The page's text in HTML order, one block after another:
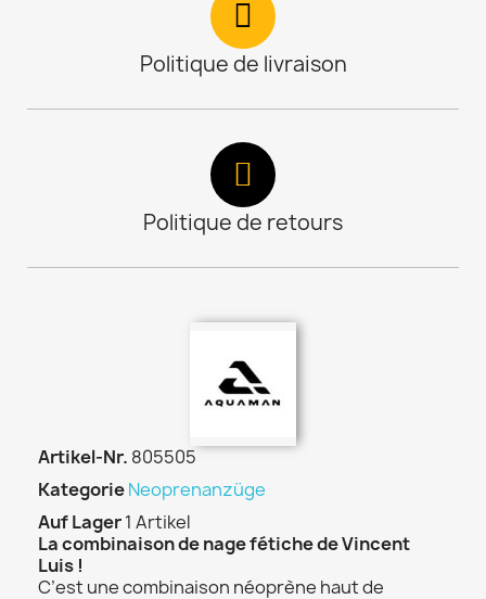
Politique de livraison
Politique de retours
Artikel-Nr. 805505
KategorieNeoprenanzüge
Auf Lager1 Artikel
La combinaison de nage fétiche de Vincent
Luis !
C’est une combinaison néoprène haut de